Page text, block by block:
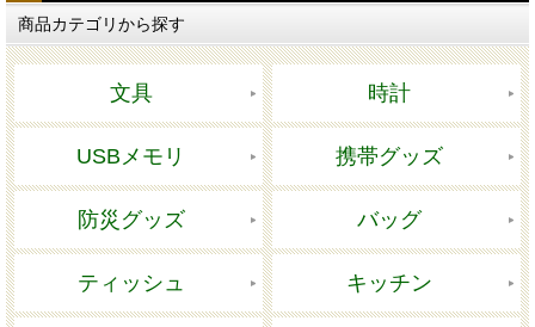
商品カテゴリから探す
文具 時計
USBメモリ 携帯グッズ
防災グッズ バッグ
ティッシュ キッチン